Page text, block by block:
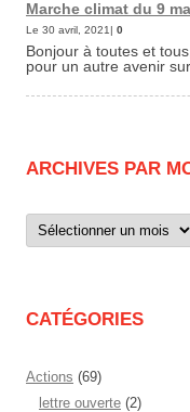
Marche climat du 9
Le 30 avril, 2021| 0
Bonjour à toutes et
pour un autre avenir sur
ARCHIVES PAR
Archives
par
CATÉGORIES
Actions (69)
lettre ouverte (2)